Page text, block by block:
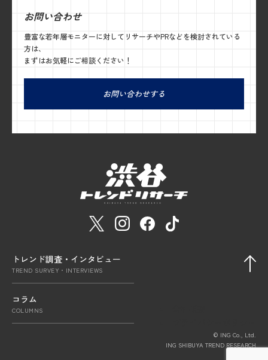
お問い合わせ
豊富な若年層モニターに対してリサーチやPRなどを検討されている
方は、
まずはお気軽にご相談ください！
お問い合わせする
トレンド調査・インタビュー
TREND SURVEY・INTERVIEWS
コラム
COLUMNS
© ING Co., Ltd.
ING SHIBUYA TREND RESEARCH